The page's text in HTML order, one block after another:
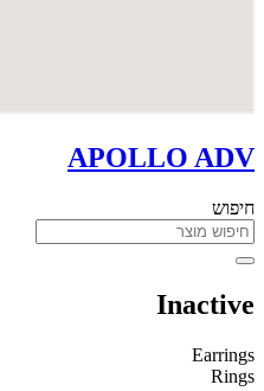
APOLLO ADV
חיפוש
Inactive
Earrings
Rings